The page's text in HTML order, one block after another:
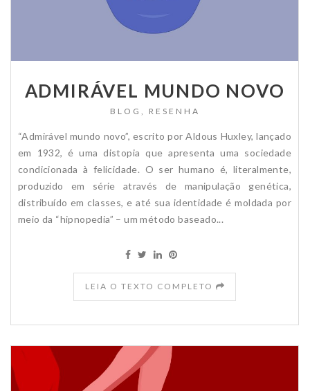
ADMIRÁVEL MUNDO NOVO
BLOG RESENHA
“Admirável mundo novo”, escrito por Aldous Huxley, lançado
em 1932, é uma distopia que apresenta uma sociedade
condicionada à felicidade. O ser humano é, literalmente,
produzido em série através de manipulação genética,
distribuído em classes, e até sua identidade é moldada por
meio da “hipnopedia” – um método baseado...
LEIA O TEXTO COMPLETO